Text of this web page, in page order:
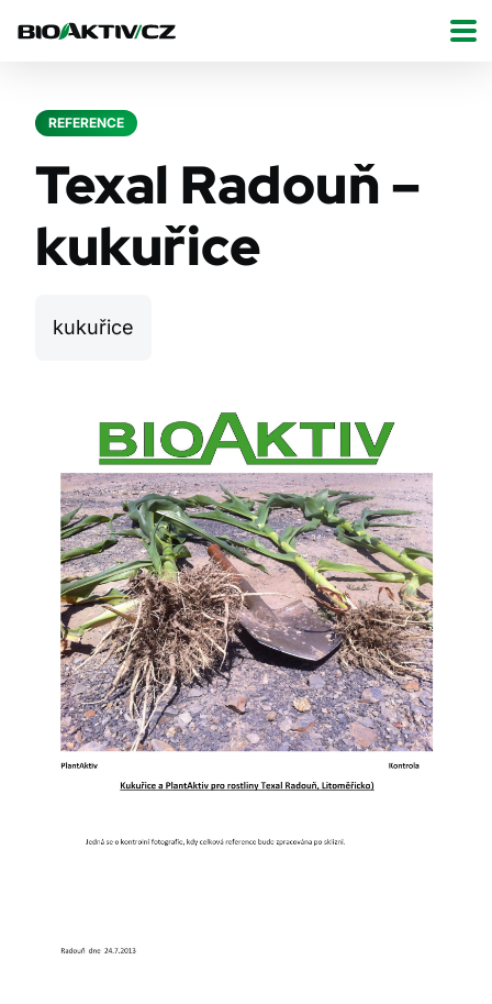
REFERENCE
Texal Radouň –
kukuřice
kukuřice